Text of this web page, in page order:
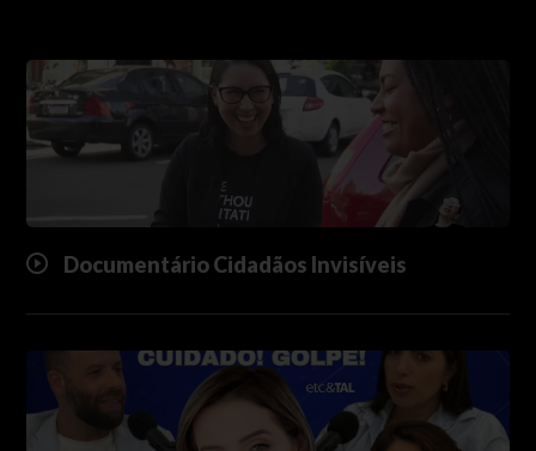
Documentário Cidadãos Invisíveis